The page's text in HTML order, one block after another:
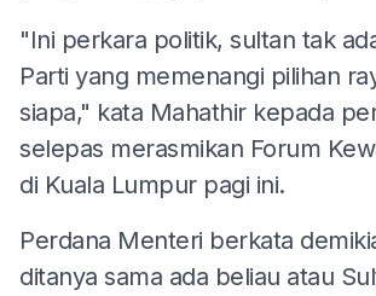
"Ini perkara politik, sultan tak
Parti yang memenangi pilihan
siapa," kata Mahathir kepada
selepas merasmikan Forum
di Kuala Lumpur pagi ini.
Perdana Menteri berkata
ditanya sama ada beliau atau